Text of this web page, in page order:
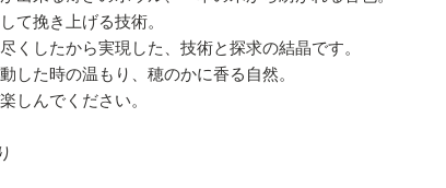
て挽き上げる技術。
くしたから実現した、技術と探求の結晶です。
した時の温もり、穂のかに香る自然。
しんでください。